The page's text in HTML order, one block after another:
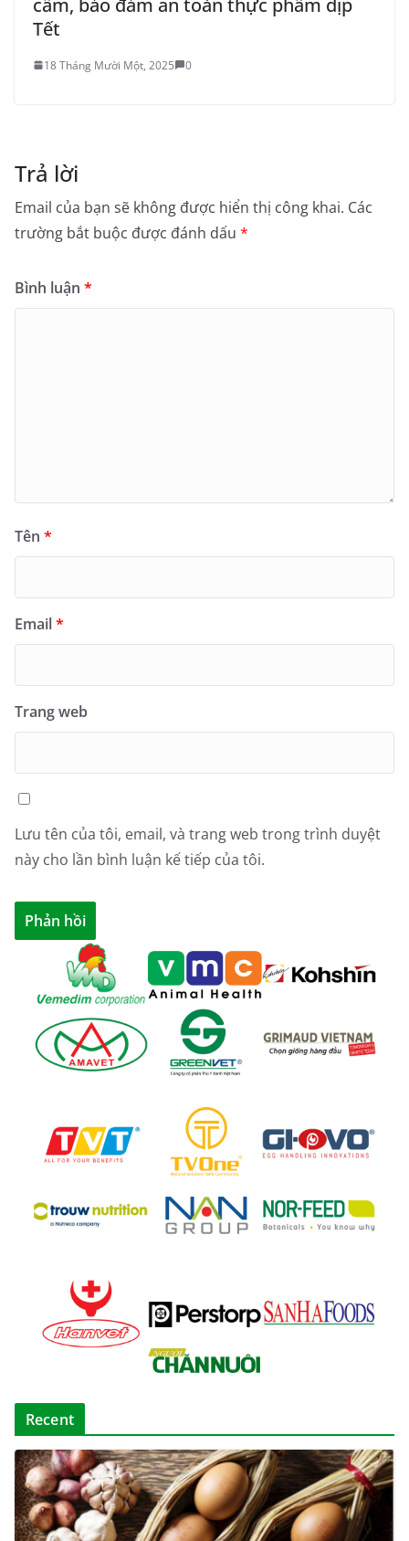
Tết
18 Tháng Mười Một, 2025 0
Trả lời
Email của bạn sẽ không được hiển thị công khai. Các
trường bắt buộc được đánh dấu *
Bình luận *
Tên *
Email*
Trang web
Lưu tên của tôi, email, và trang web trong trình duyệt
này cho lần bình luận kế tiếp của tôi.
Recent